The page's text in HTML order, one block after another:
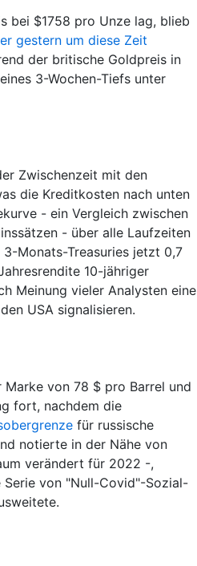
bei $1758 pro Unze lag, blieb
gestern um diese Zeit
der britische Goldpreis in
3-Wochen-Tiefs unter
Zwischenzeit mit den
die Kreditkosten nach unten
- ein Vergleich zwischen
- über alle Laufzeiten
Monats-Treasuries jetzt 0,7
10-jähriger
Meinung vieler Analysten eine
USA signalisieren.
von 78 $ pro Barrel und
fort, nachdem die
für russische
notierte in der Nähe von
verändert für 2022 -,
Serie von "Null-Covid"-Sozial-